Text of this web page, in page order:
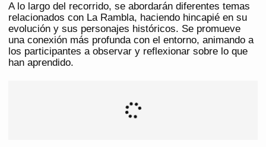
A lo largo del recorrido, se abordarán diferentes temas
relacionados con La Rambla, haciendo hincapié en su
evolución y sus personajes históricos. Se promueve
una conexión más profunda con el entorno, animando a
los participantes a observar y reflexionar sobre lo que
han aprendido.